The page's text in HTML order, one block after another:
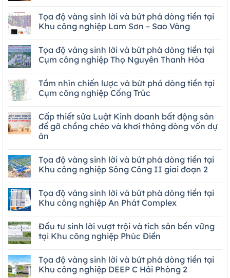
Tọa độ vàng sinh lời và bứt phá dòng tiền tại
Khu công nghiệp Lam Sơn – Sao Vàng
Tọa độ vàng sinh lời và bứt phá dòng tiền tại
Cụm công nghiệp Thọ Nguyên Thanh Hóa
Tầm nhìn chiến lược và bứt phá dòng tiền tại
Cụm công nghiệp Cống Trúc
Cấp thiết sửa Luật Kinh doanh bất động sản
để gỡ chồng chéo và khơi thông dòng vốn dự
án
Tọa độ vàng sinh lời và bứt phá dòng tiền tại
Khu công nghiệp Sông Công II giai đoạn 2
Tọa độ vàng sinh lời và bứt phá dòng tiền tại
Khu công nghiệp An Phát Complex
Đầu tư sinh lời vượt trội và tích sản bền vững
tại Khu công nghiệp Phúc Điền
Tọa độ vàng sinh lời và bứt phá dòng tiền tại
Khu công nghiệp DEEP C Hải Phòng 2